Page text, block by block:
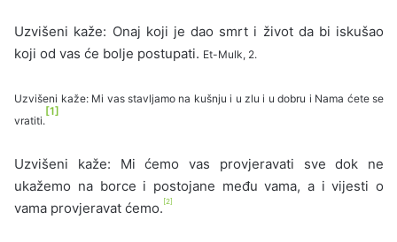
Uzvišeni kaže: Onaj koji je dao smrt i život da bi iskušao
koji od vas će bolje postupati. Et-Mulk, 2.
Uzvišeni kaže: Mi vas stavljamo na kušnju i u zlu i u dobru i Nama ćete se
vratiti.
[1]
Uzvišeni kaže: Mi ćemo vas provjeravati sve dok ne
ukažemo na borce i postojane među vama, a i vijesti o
vama provjeravat ćemo. [2]